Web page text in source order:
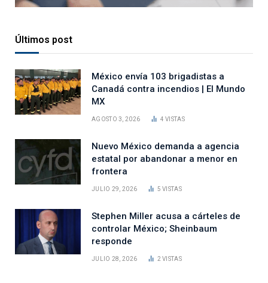
Últimos post
México envía 103 brigadistas a
Canadá contra incendios | El Mundo
MX
AGOSTO 3, 2026 4VISTAS
Nuevo México demanda a agencia
estatal por abandonar a menor en
frontera
JULIO 29, 2026 5VISTAS
Stephen Miller acusa a cárteles de
controlar México; Sheinbaum
responde
JULIO 28, 2026 2VISTAS